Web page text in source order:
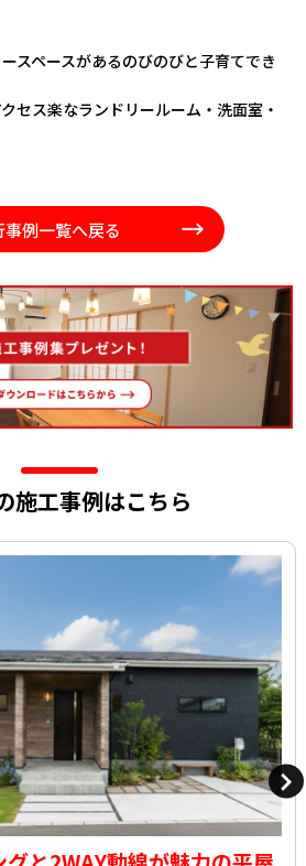
スペースがあるのびのびと子育てでき
セス楽なランドリールーム・洗面室・
事例一覧へ戻る
施工事例はこちら